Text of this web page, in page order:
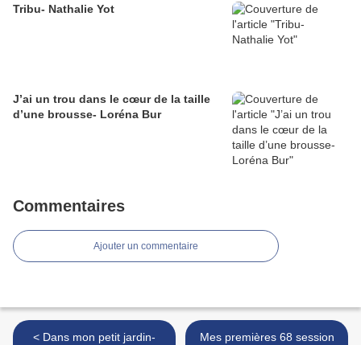
Tribu- Nathalie Yot
J’ai un trou dans le cœur de la taille
d’une brousse- Loréna Bur
Commentaires
Ajouter un commentaire
< Dans mon petit jardin-
Mes premières 68 session